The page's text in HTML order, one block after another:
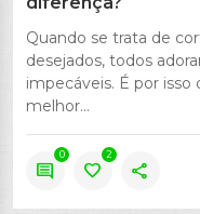
Quando se trata de
desejados, todos
impecáveis. É por isso
melhor...
comment
0
favorite
2
share